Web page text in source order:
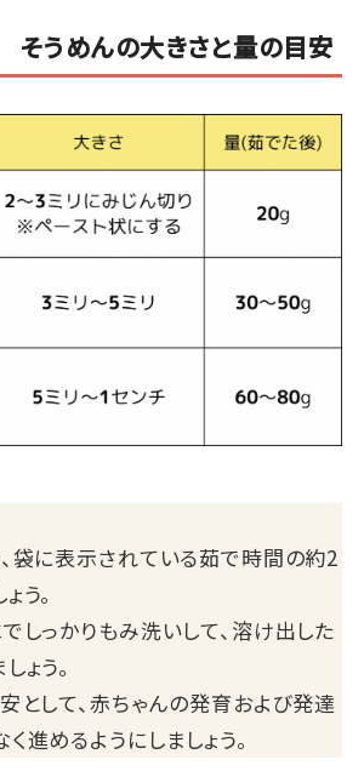
うめんの大きさと量の目安
袋に表示されている茹で時間の約2
う。
しっかりもみ洗いして、溶け出した
ょう。
として、赤ちゃんの発育および発達
進めるようにしましょう。